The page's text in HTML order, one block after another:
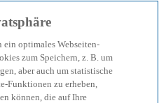
ein optimales Webseiten-
zum Speichern, z. B. um
aber auch um statistische
Funktionen zu erheben,
können, die auf Ihre